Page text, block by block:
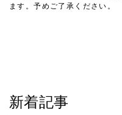
ます。予めご了承ください。
新着記事